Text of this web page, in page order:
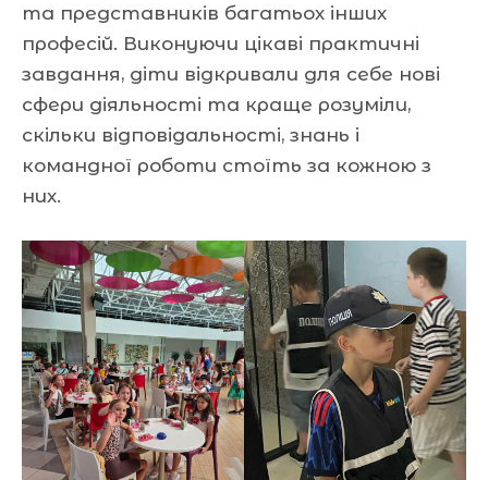
та представників багатьох інших
професій. Виконуючи цікаві практичні
завдання, діти відкривали для себе нові
сфери діяльності та краще розуміли,
скільки відповідальності, знань і
командної роботи стоїть за кожною з
них.